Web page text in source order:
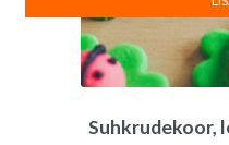
Suhkrudekoor,